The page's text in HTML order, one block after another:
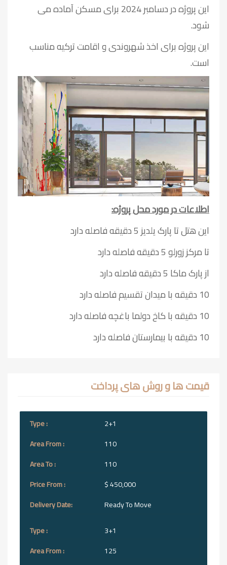
این پروژه در دسامبر 2024 برای مسکن آماده می
شود.
این پروژه برای اخذ شهروندی و اقامت ترکیه مناسب
است.
اطلاعات در مورد محل پروژه:
این هتل تا پارک یلدیز 5 دقیقه فاصله دارد
تا مرکز زورلو 5 دقیقه فاصله دارد
از پارک ماکا 5 دقیقه فاصله دارد
10 دقیقه با میدان تقسیم فاصله دارد
10 دقیقه با کاخ دولما باغچه فاصله دارد
10 دقیقه با بیمارستان فاصله دارد
قیمت ها و روش های پرداخت
2+1
110
110
$ 450,000
Ready To Move
3+1
125